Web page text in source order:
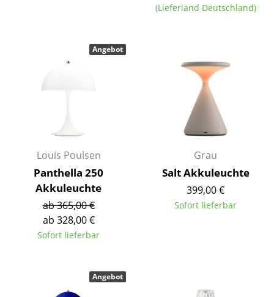
Spiegel
Figuren & Miniaturen
Tabletts
Büroutensilien
Aufbewahrungsboxen
Decken
Teppiche
(Lieferland Deutschland)
Louis Poulsen
Panthella 250
Akkuleuchte
ab 365,00 €
ab 328,00 €
Sofort lieferbar
Angebot
Grau
Salt Akkuleuchte
399,00 €
Sofort lieferbar
Angebot